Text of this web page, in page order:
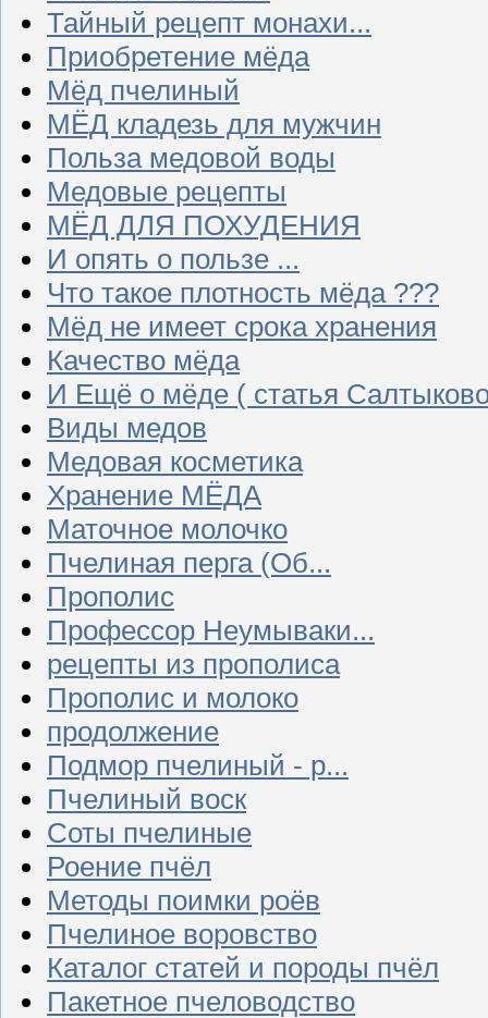
Тайный рецепт монахи...
Приобретение мёда
Мёд пчелиный
МЁД кладезь для мужчин
Польза медовой воды
Медовые рецепты
МЁД ДЛЯ ПОХУДЕНИЯ
И опять о пользе ...
Что такое плотность мёда ???
Мёд не имеет срока хранения
Качество мёда
И Ещё о мёде ( статья
Виды медов
Медовая косметика
Хранение МЁДА
Маточное молочко
Пчелиная перга (Об...
Прополис
Профессор Неумываки...
рецепты из прополиса
Прополис и молоко
продолжение
Подмор пчелиный - р...
Пчелиный воск
Соты пчелиные
Роение пчёл
Методы поимки роёв
Пчелиное воровство
Каталог статей и породы пчёл
Пакетное пчеловодство